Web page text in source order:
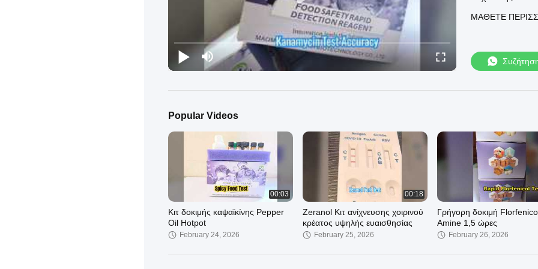
σήμερα!
ΜΆΘΕΤΕ
Popular Videos
00:03
Κιτ δοκιμής καψαϊκίνης Pepper
Oil Hotpot
February 24, 2026
00:18
Zeranol Κιτ ανίχνευσης χοιρινού
κρέατος υψηλής ευαισθησίας
February 25, 2026
Γρήγορη δοκιμή
Amine 1,5 ώρες
February 26, 2026